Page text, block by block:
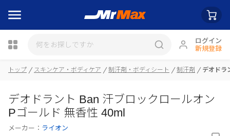
ログイン
新規登録
トップ スキンケア・ボディケア 制汗剤・ボディシート 制汗剤 デオドラ
デオドラント Ban 汗ブロックロールオン
Pゴールド 無香性 40ml
メーカー： ライオン